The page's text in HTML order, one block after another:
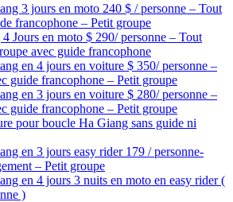
3 jours en moto 240 $ / personne – Tout
francophone – Petit groupe
Jours en moto $ 290/ personne – Tout
avec guide francophone
en 4 jours en voiture $ 350/ personne –
guide francophone – Petit groupe
en 3 jours en voiture $ 280/ personne –
guide francophone – Petit groupe
pour boucle Ha Giang sans guide ni
en 3 jours easy rider 179 / personne-
– Petit groupe
en 4 jours 3 nuits en moto en easy rider (
)